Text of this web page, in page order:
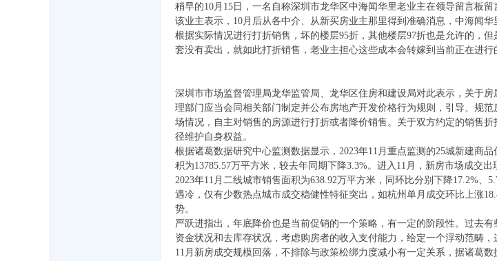
稍早的10月15日，一名自称深圳市龙华区中海闻华里老业主在领导留言板
该业主表示，10月后从各中介、从新买房业主那里得到准确消息，中海闻
根据实际情况进行打折销售，坏的楼层95折，其他楼层97折也是允许的，
套没有卖出，就如此打折销售，老业主担心这些成本会转嫁到当前正在进行
深圳市市场监督管理局龙华监管局、龙华区住房和建设局对此表示，关于
理部门应当会同相关部门制定并公布房地产开发价格行为规则，引导、规
场情况，自主对销售的房源进行打折或者降价销售。关于双方约定的销售
径维护自身权益。
根据诸葛数据研究中心监测数据显示，2023年11月重点监测的25城新建商
积为13785.57万平方米，较去年同期下降3.3%。进入11月，新房市场成交
2023年11月二线城市销售面积为638.92万平方米，同环比分别下降17.2%
遇冷，仅有少数热点城市成交稳健性特征突出，如杭州单月成交环比上涨
势。
严跃进指出，年底降价也是当前促销的一个策略，有一定的阶段性。过去
资金状况和去库存状况，考虑购房者的收入支付能力，给定一个浮动范畴，
11月新房成交规模回落，不排除与政策松绑力度减小有一定关系，据诸葛